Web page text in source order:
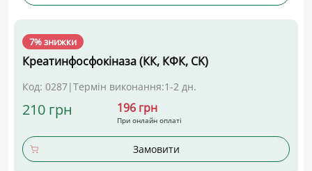
7% знижки
Креатинфосфокіназа (КК, КФК, CK)
Код: 0287|Термін виконання:1-2 дн.
210 грн 196 грн
При онлайн оплаті
Замовити